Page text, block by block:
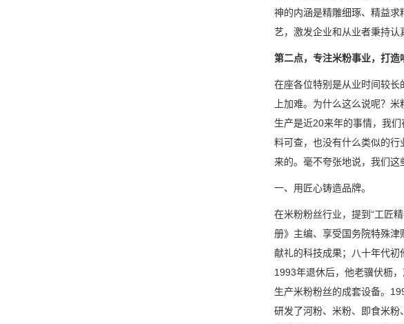
神的内涵是精雕细琢、精益
艺，激发企业和从业者秉持认
第二点，专注米粉事业，打造
在座各位特别是从业时间较
上加难。为什么这么说呢？
生产是近20来年的事情，我
料可查，也没有什么类似的
来的。毫不夸张地说，我们这
一、用匠心铸造品牌。
在米粉粉丝行业，提到“工匠
册》主编、享受国务院特殊
献礼的科技成果；八十年代初
1993年退休后，他老骥伏枥
生产米粉粉丝的成套设备。
研发了河粉、米粉、即食米